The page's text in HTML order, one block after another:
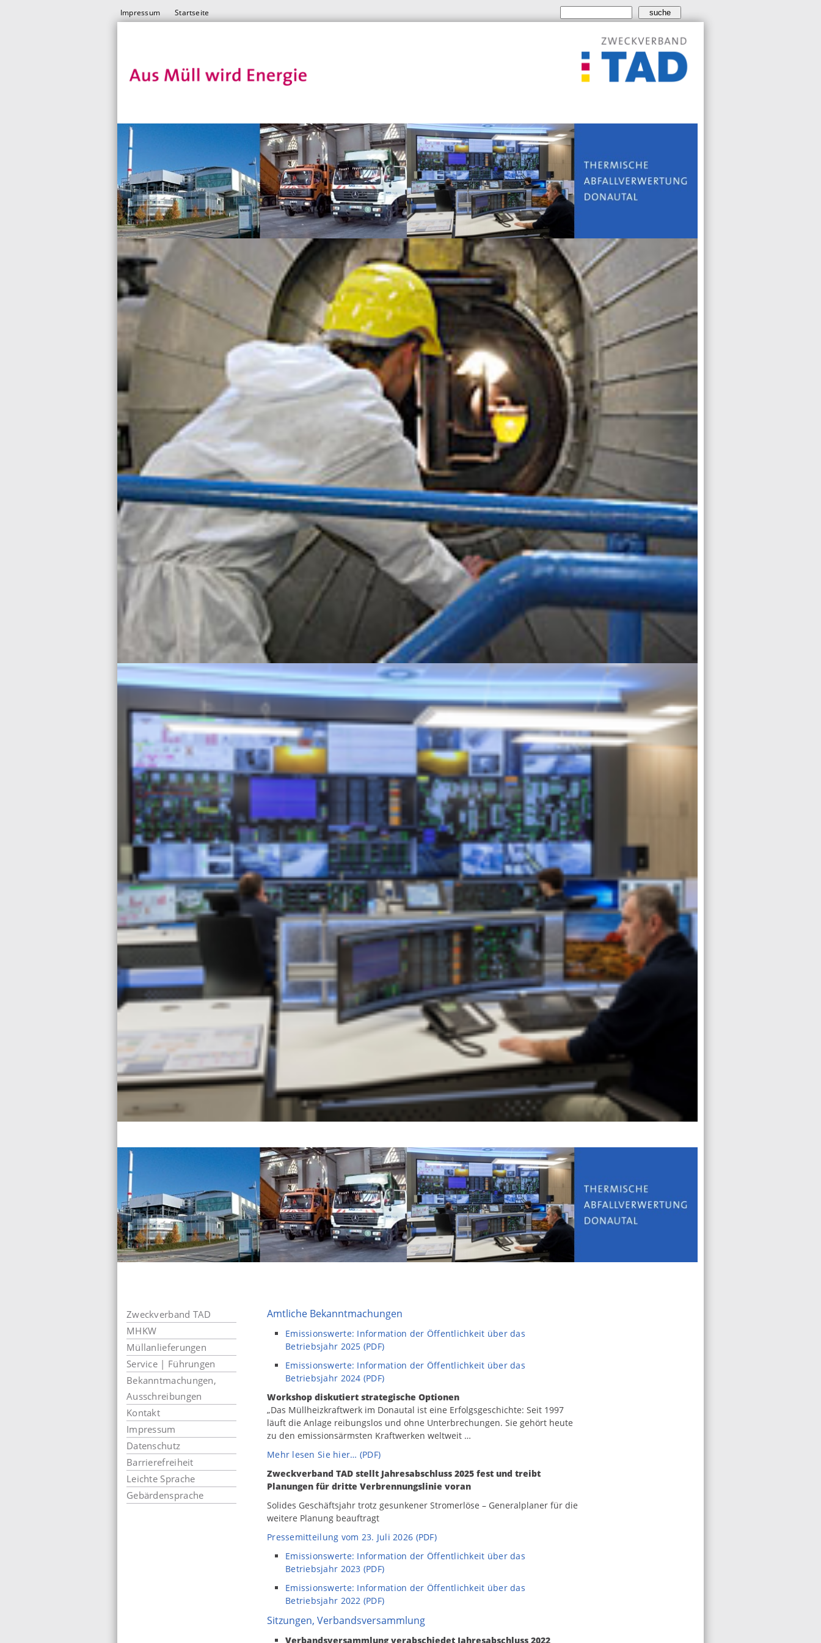
Impressum Startseite
Zweckverband TAD
MHKW
Müllanlieferungen
Service | Führungen
Bekanntmachungen,
Ausschreibungen
Kontakt
Impressum
Datenschutz
Barrierefreiheit
Leichte Sprache
Gebärdensprache
Amtliche Bekanntmachungen
Emissionswerte: Information der Öffentlichkeit über das
Betriebsjahr 2025 (PDF)
Emissionswerte: Information der Öffentlichkeit über das
Betriebsjahr 2024 (PDF)
Workshop diskutiert strategische Optionen
„Das Müllheizkraftwerk im Donautal ist eine Erfolgsgeschichte: Seit 1997
läuft die Anlage reibungslos und ohne Unterbrechungen. Sie gehört heute
zu den emissionsärmsten Kraftwerken weltweit …
Mehr lesen Sie hier… (PDF)
Zweckverband TAD stellt Jahresabschluss 2025 fest und treibt
Planungen für dritte Verbrennungslinie voran
Solides Geschäftsjahr trotz gesunkener Stromerlöse – Generalplaner für die
weitere Planung beauftragt
Pressemitteilung vom 23. Juli 2026 (PDF)
Emissionswerte: Information der Öffentlichkeit über das
Betriebsjahr 2023 (PDF)
Emissionswerte: Information der Öffentlichkeit über das
Betriebsjahr 2022 (PDF)
Sitzungen, Verbandsversammlung
Verbandsversammlung verabschiedet Jahresabschluss 2022